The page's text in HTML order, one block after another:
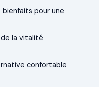
bienfaits pour une
de la vitalité
confortable